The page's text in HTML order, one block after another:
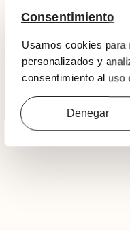
Consentimiento
Usamos cookies para
personalizados y
consentimiento al uso
Denegar